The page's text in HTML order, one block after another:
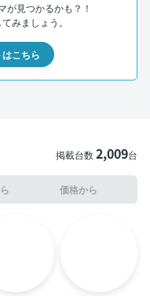
が見つかるかも？！
みましょう。
こちら
掲載台数2,009台
価格から